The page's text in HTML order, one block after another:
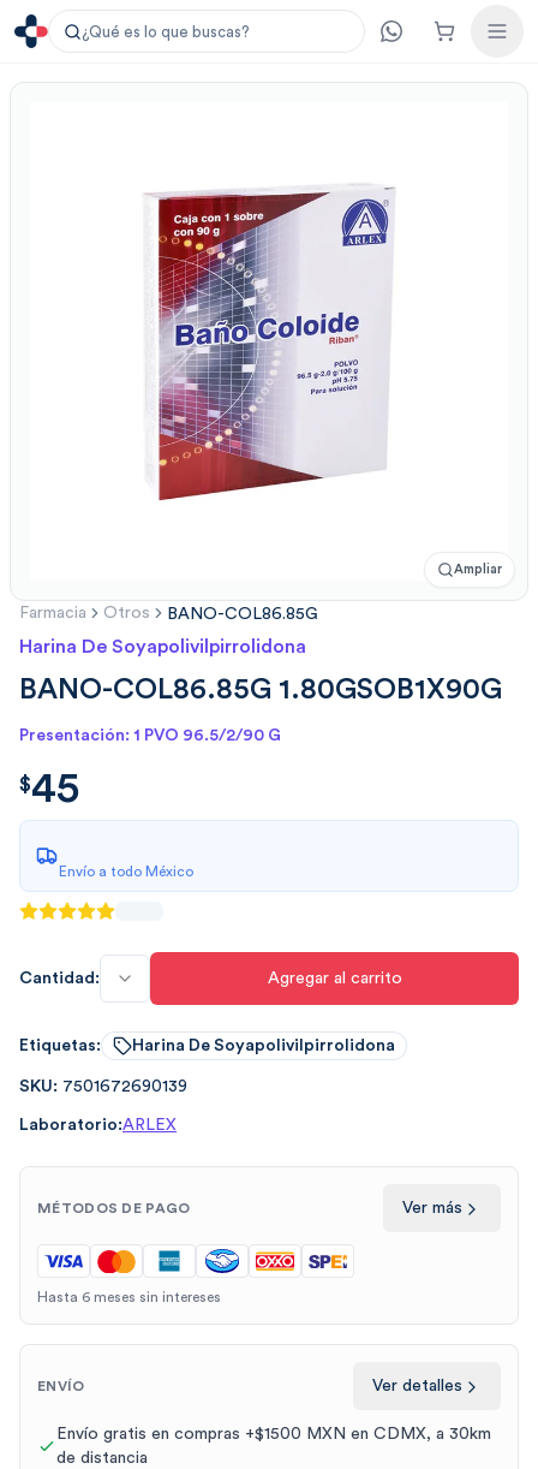
¿Qué es lo que buscas?
Ampliar
Farmacia Otros BANO-COL86.85G
Harina De Soyapolivilpirrolidona
BANO-COL86.85G 1.80GSOB1X90G
Presentación: 1 PVO 96.5/2/90 G
$45.00
$45
Envío a todo México
Cantidad: Agregar al carrito
Etiquetas: Harina De Soyapolivilpirrolidona
SKU: 7501672690139
Laboratorio:ARLEX
MÉTODOS DE PAGO Ver más
Hasta 6 meses sin intereses
ENVÍO Ver detalles
Envío gratis en compras +$1500 MXN en CDMX, a 30km
de distancia